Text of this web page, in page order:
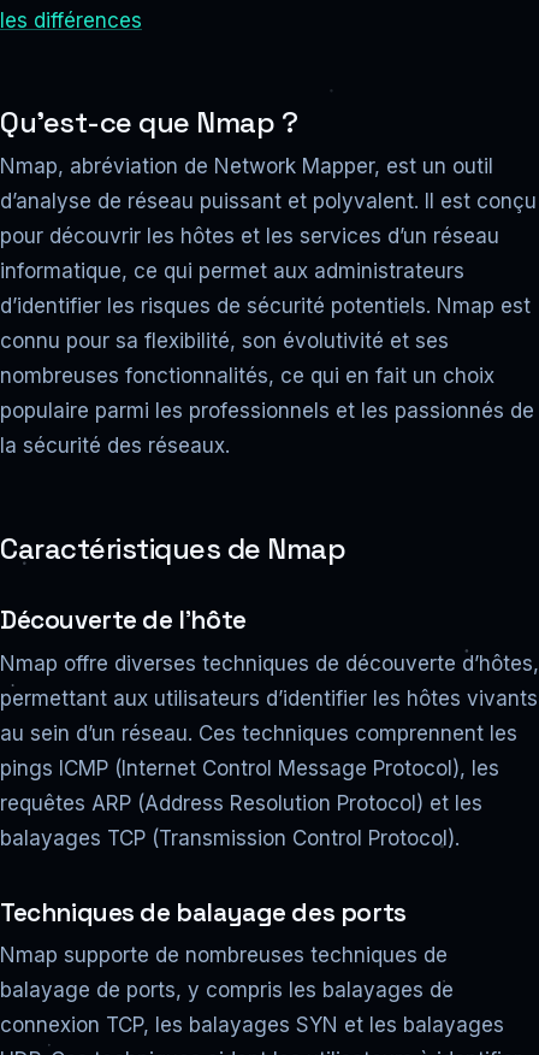
les différences
Qu’est-ce que Nmap ?
Nmap, abréviation de Network Mapper, est un outil
d’analyse de réseau puissant et polyvalent. Il est conçu
pour découvrir les hôtes et les services d’un réseau
informatique, ce qui permet aux administrateurs
d’identifier les risques de sécurité potentiels. Nmap est
connu pour sa flexibilité, son évolutivité et ses
nombreuses fonctionnalités, ce qui en fait un choix
populaire parmi les professionnels et les passionnés de
la sécurité des réseaux.
Caractéristiques de Nmap
Découverte de l’hôte
Nmap offre diverses techniques de découverte d’hôtes,
permettant aux utilisateurs d’identifier les hôtes vivants
au sein d’un réseau. Ces techniques comprennent les
pings ICMP (Internet Control Message Protocol), les
requêtes ARP (Address Resolution Protocol) et les
balayages TCP (Transmission Control Protocol).
Techniques de balayage des ports
Nmap supporte de nombreuses techniques de
balayage de ports, y compris les balayages de
connexion TCP, les balayages SYN et les balayages